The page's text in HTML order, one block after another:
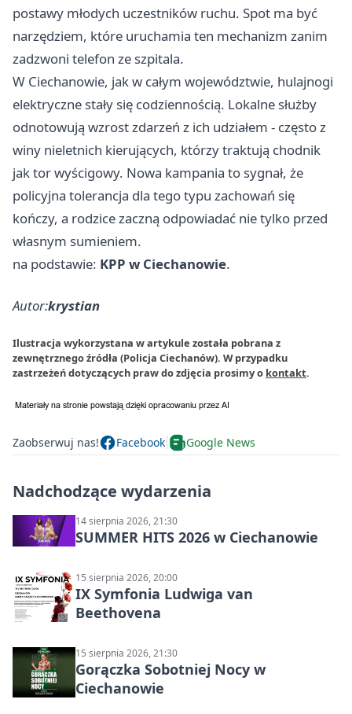
postawy młodych uczestników ruchu. Spot ma być
narzędziem, które uruchamia ten mechanizm zanim
zadzwoni telefon ze szpitala.
W Ciechanowie, jak w całym województwie, hulajnogi
elektryczne stały się codziennością. Lokalne służby
odnotowują wzrost zdarzeń z ich udziałem - często z
winy nieletnich kierujących, którzy traktują chodnik
jak tor wyścigowy. Nowa kampania to sygnał, że
policyjna tolerancja dla tego typu zachowań się
kończy, a rodzice zaczną odpowiadać nie tylko przed
własnym sumieniem.
na podstawie: KPP w Ciechanowie.
Autor:krystian
Ilustracja wykorzystana w artykule została pobrana z
zewnętrznego źródła (Policja Ciechanów). W przypadku
zastrzeżeń dotyczących praw do zdjęcia prosimy o kontakt.
Zaobserwuj nas! Facebook Google News
Nadchodzące wydarzenia
14 sierpnia 2026, 21:30
SUMMER HITS 2026 w Ciechanowie
15 sierpnia 2026, 20:00
IX Symfonia Ludwiga van
Beethovena
15 sierpnia 2026, 21:30
Gorączka Sobotniej Nocy w
Ciechanowie